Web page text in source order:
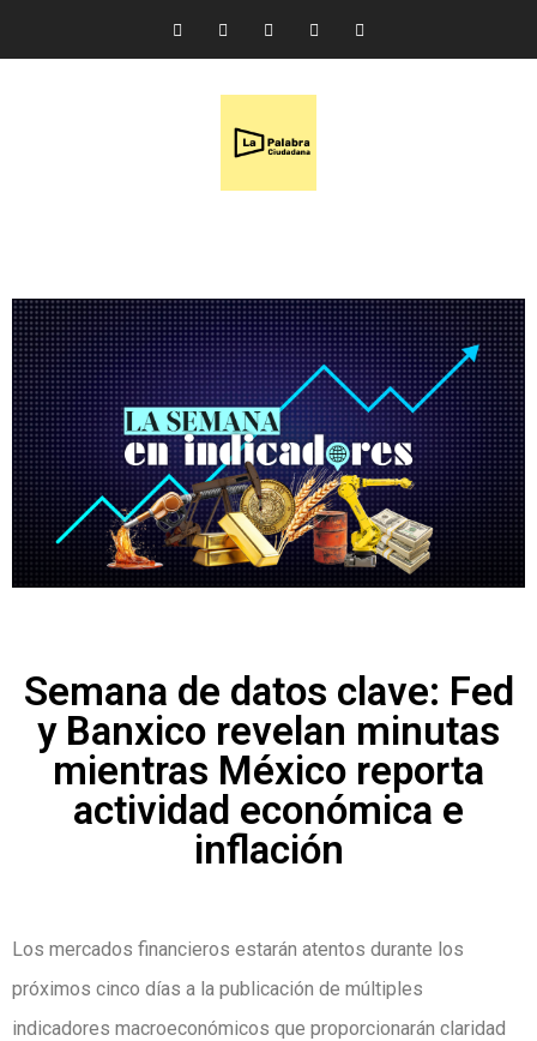
Semana de datos clave: Fed
y Banxico revelan minutas
mientras México reporta
actividad económica e
inflación
Los mercados financieros estarán atentos durante los
próximos cinco días a la publicación de múltiples
indicadores macroeconómicos que proporcionarán claridad